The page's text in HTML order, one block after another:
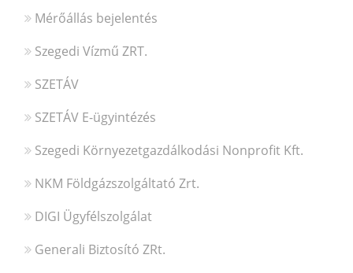
Mérőállás bejelentés
Szegedi Vízmű ZRT.
SZETÁV
SZETÁV E-ügyintézés
Szegedi Környezetgazdálkodási Nonprofit Kft.
NKM Földgázszolgáltató Zrt.
DIGI Ügyfélszolgálat
Generali Biztosító ZRt.